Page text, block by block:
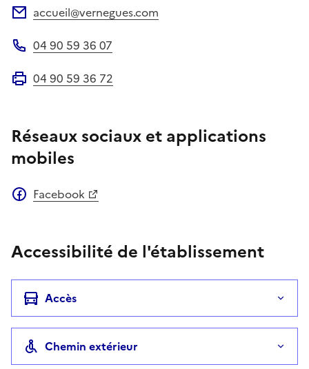
accueil@vernegues.com
04 90 59 36 07
04 90 59 36 72
Réseaux sociaux et applications
mobiles
Facebook
Accessibilité de l'établissement
Accès
Chemin extérieur